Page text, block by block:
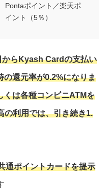
Pontaポイント／楽天ポ
イント（5％）
からKyash Cardの支払い
の還元率が0.2%になりま
くは各種コンビニATMを
の利用では、引き続き1.
通ポイントカードを提示